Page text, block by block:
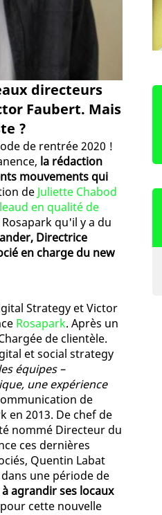
directeurs
Faubert. Mais
?
de rentrée 2020 !
la rédaction
mouvements qui
de Juliette Chabod
en qualité de
qu'il y a du
Directrice
en charge du new
Strategy et Victor
Rosapark. Après un
de clientèle.
et social strategy
équipes –
une expérience
de
en 2013. De chef de
nommé Directeur du
ces dernières
Quentin Labat
une période de
agrandir ses locaux
cette nouvelle